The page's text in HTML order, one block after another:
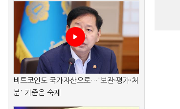
비트코인도 국가자산으로…'보관·평가·처
분' 기준은 숙제